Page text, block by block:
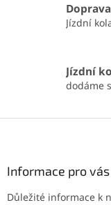
Jízdní
Jízdní
dodáme
Informace pro vás
Důležité informace k